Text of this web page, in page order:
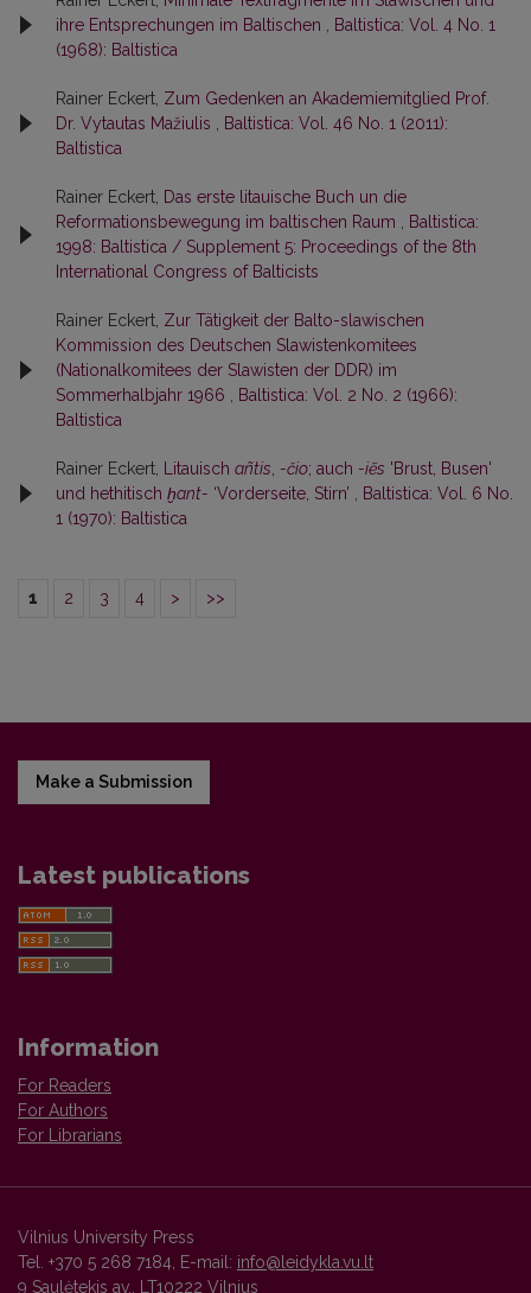
ihre Entsprechungen im Baltischen
Baltistica: Vol. 4 No. 1
(1968): Baltistica
Rainer Eckert, Zum Gedenken an Akademiemitglied Prof.
Dr. Vytautas Mažiulis
Baltistica: Vol. 46 No. 1 (2011):
Baltistica
Rainer Eckert, Das erste litauische Buch un die
Reformationsbewegung im baltischen Raum
Baltistica:
1998: Baltistica / Supplement 5: Proceedings of the 8th
International Congress of Balticists
Rainer Eckert, Zur Tätigkeit der Balto-slawischen
Kommission des Deutschen Slawistenkomitees
(Nationalkomitees der Slawisten der DDR) im
Sommerhalbjahr 1966
Baltistica: Vol. 2 No. 2 (1966):
Baltistica
Rainer Eckert, Litauisch añtis -čio; auch -iẽs 'Brust, Busen'
und hethitisch ḫant- ‘Vorderseite, Stirn’
Baltistica: Vol. 6 No.
1 (1970): Baltistica
1 2 3 4 > >>
Make a Submission
Latest publications
Information
For Readers
For Authors
For Librarians
Vilnius University Press
Tel. +370 5 268 7184, E-mail: info@leidykla.vu.lt
9 Saulėtekis av., LT10222 Vilnius